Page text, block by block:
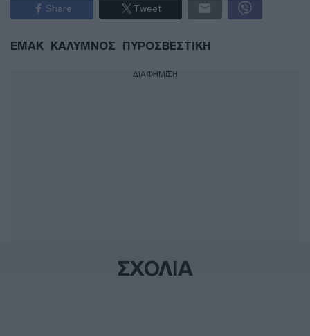
Share Tweet
ΕΜΑΚ ΚΑΛΥΜΝΟΣ ΠΥΡΟΣΒΕΣΤΙΚΗ
ΔΙΑΦΗΜΙΣΗ
ΣΧΟΛΙΑ